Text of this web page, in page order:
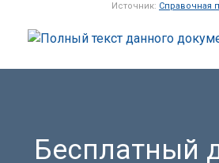
Источник: Справочная
Бесплатный